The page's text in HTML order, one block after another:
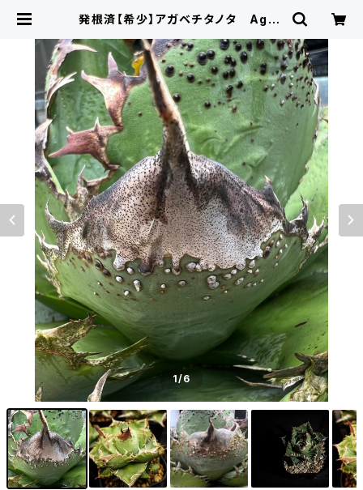
発根済【希少】アガベチタノタ Agav
| KNOCK × ON SHOP
1/6